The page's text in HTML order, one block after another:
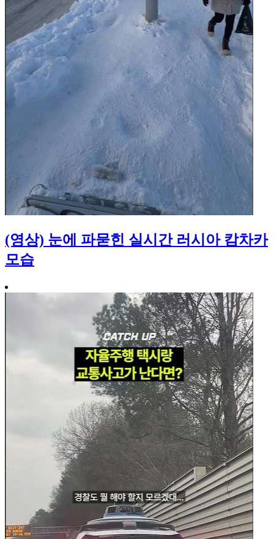
(영상) 눈에 파묻힌 실시간 러시아 캄차카
모습